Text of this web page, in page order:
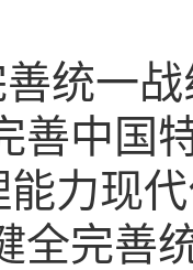
统一
善中国
能力现
全完善